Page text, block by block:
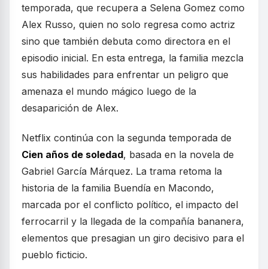
temporada, que recupera a Selena Gomez como
Alex Russo, quien no solo regresa como actriz
sino que también debuta como directora en el
episodio inicial. En esta entrega, la familia mezcla
sus habilidades para enfrentar un peligro que
amenaza el mundo mágico luego de la
desaparición de Alex.
Netflix continúa con la segunda temporada de
Cien años de soledad, basada en la novela de
Gabriel García Márquez. La trama retoma la
historia de la familia Buendía en Macondo,
marcada por el conflicto político, el impacto del
ferrocarril y la llegada de la compañía bananera,
elementos que presagian un giro decisivo para el
pueblo ficticio.